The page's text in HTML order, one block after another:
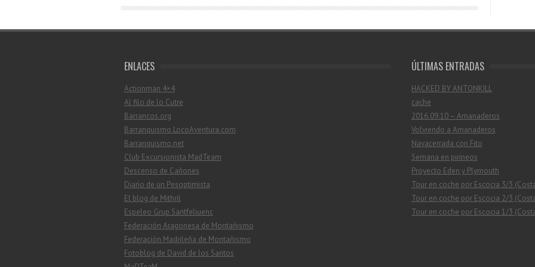
ENLACES
Actionman 4×4
Al filo de lo Cutre
Barrancos.org
Barranquismo.LocoAventura.com
Barranquismo.net
Club Excursionista MadTeam
Descenso de Cañones
Diario de un Pesoptimista
El blog de Mithril
Espeleo Grup Santfeliuenc
Federación Aragonesa de Montañismo
Federación Madrileña de Montañismo
Fotoblog de David de los Santos
ÚLTIMAS ENTRADAS
HACKED BY ANTONKILL
cache
2016.09.10 – Amanaderos
Volviendo a Amanaderos
Navacerrada con Fito
Semana en pirineos
Proyecto Eden y Plymouth
Tour en coche por Escocia 3/3
Tour en coche por Escocia 2/3
Tour en coche por Escocia 1/3